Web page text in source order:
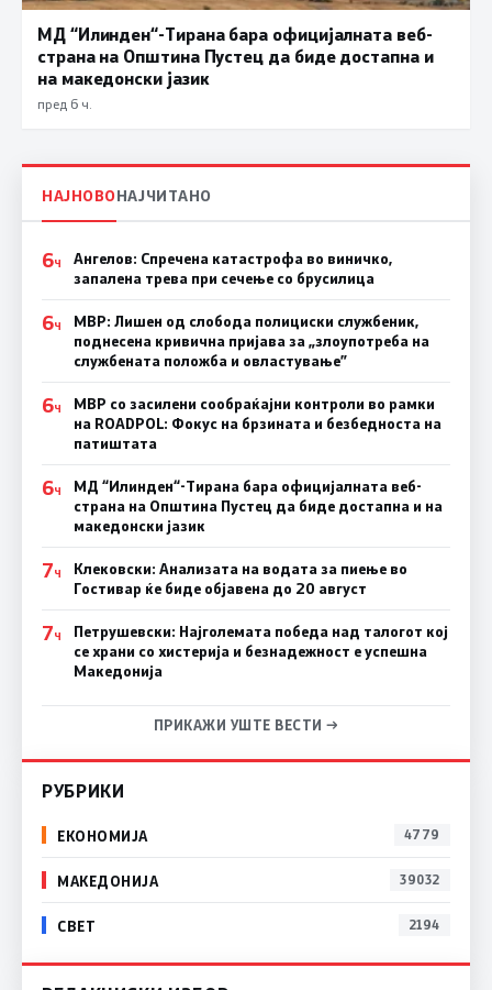
МД “Илинден“-Тирана бара официјалната веб-
страна на Општина Пустец да биде достапна и
на македонски јазик
пред 6 ч.
НАЈНОВОНАЈЧИТАНО
6Ч
Ангелов: Спречена катастрофа во виничко,
запалена трева при сечење со брусилица
6Ч
МВР: Лишен од слобода полициски службеник,
поднесена кривична пријава за „злоупотреба на
службената положба и овластување”
6Ч
МВР со засилени сообраќајни контроли во рамки
на ROADPOL: Фокус на брзината и безбедноста на
патиштата
6Ч
МД “Илинден“-Тирана бара официјалната веб-
страна на Општина Пустец да биде достапна и на
македонски јазик
7Ч
Клековски: Анализата на водата за пиење во
Гостивар ќе биде објавена до 20 август
7Ч
Петрушевски: Најголемата победа над талогот кој
се храни со хистерија и безнадежност е успешна
Македонија
ПРИКАЖИ УШТЕ ВЕСТИ →
РУБРИКИ
ЕКОНОМИЈА 4779
МАКЕДОНИЈА 39032
СВЕТ 2194